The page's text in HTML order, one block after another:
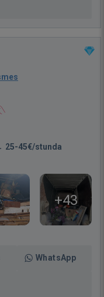
25-45€/stunda
+43
WhatsApp